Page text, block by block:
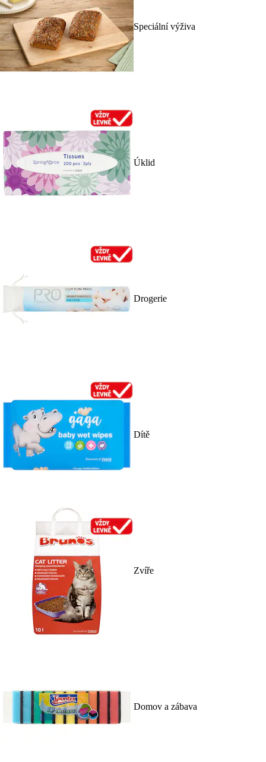
Speciální výživa
Úklid
Drogerie
Dítě
Zvíře
Domov a zábava